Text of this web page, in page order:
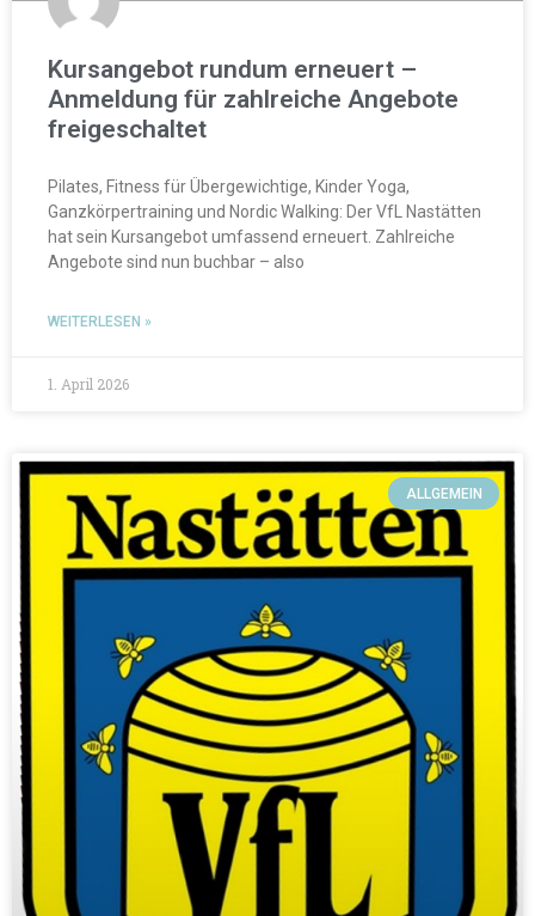
Kursangebot rundum erneuert –
Anmeldung für zahlreiche Angebote
freigeschaltet
Pilates, Fitness für Übergewichtige, Kinder Yoga,
Ganzkörpertraining und Nordic Walking: Der VfL Nastätten
hat sein Kursangebot umfassend erneuert. Zahlreiche
Angebote sind nun buchbar – also
WEITERLESEN »
1. April 2026
ALLGEMEIN